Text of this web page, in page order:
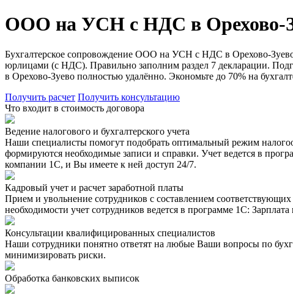
ООО на УСН с НДС в Орехово-
Бухгалтерское сопровождение ООО на УСН с НДС в Орехово-
юрлицами (с НДС). Правильно заполним раздел 7 декларации.
в Орехово-Зуево полностью удалённо. Экономьте до 70% на
Получить расчет Получить консультацию
Что входит в стоимость договора
Ведение налогового и бухгалтерского учета
Наши специалисты помогут подобрать оптимальный режим
формируются необходимые записи и справки. Учет ведется в
компании 1С, и Вы имеете к ней доступ 24/7.
Кадровый учет и расчет заработной платы
Прием и увольнение сотрудников с составлением
необходимости учет сотрудников ведется в программе 1С:
Консультации квалифицированных специалистов
Наши сотрудники понятно ответят на любые Ваши вопросы по
минимизировать риски.
Обработка банковских выписок